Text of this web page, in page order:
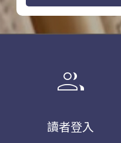
group
讀者登入